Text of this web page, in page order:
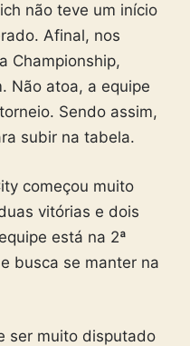
não teve um início
Afinal, nos
Championship,
Não atoa, a equipe
Sendo assim,
subir na tabela.
começou muito
vitórias e dois
está na 2ª
busca se manter na
ser muito disputado